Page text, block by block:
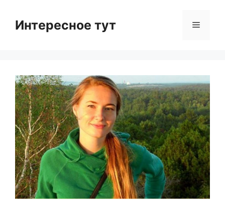
contentИнтересное тут Menu